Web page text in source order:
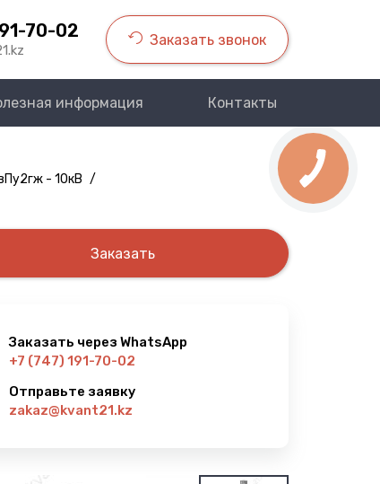
70-02 Заказать звонок
информация Контакты
- 10кВ /
Заказать
Заказать через WhatsApp
+7 (747) 191-70-02
Отправьте заявку
zakaz@kvant21.kz